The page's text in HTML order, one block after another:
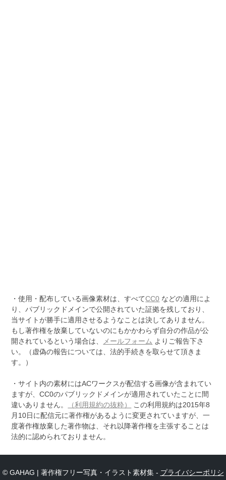
・使用・配布している画像素材は、すべてCC0 などの適用によ
り、パブリックドメインで公開されていた証拠を残しており、
当サイトが勝手に適用させるようなことは決してありません。
もし著作権を放棄していないのにもかかわらず自分の作品が公
開されているという場合は、
メールフォーム よりご報告下さ
い。（虚偽の報告については、法的手続きを取らせて頂きま
す。）
・サイト内の素材にはACワークスが配信する画像が含まれてい
ますが、CC0のパブリックドメインが適用されていたことに間
違いありません。
（利用規約の抜粋）
この利用規約は2015年8
月10日に配信元に著作権があるように変更されていますが、一
度著作権放棄した著作物は、それ以降著作権を主張することは
法的に認められておりません。
© GAHAG | 著作権フリー写真・イラスト素材集 - プライバシーポリシ